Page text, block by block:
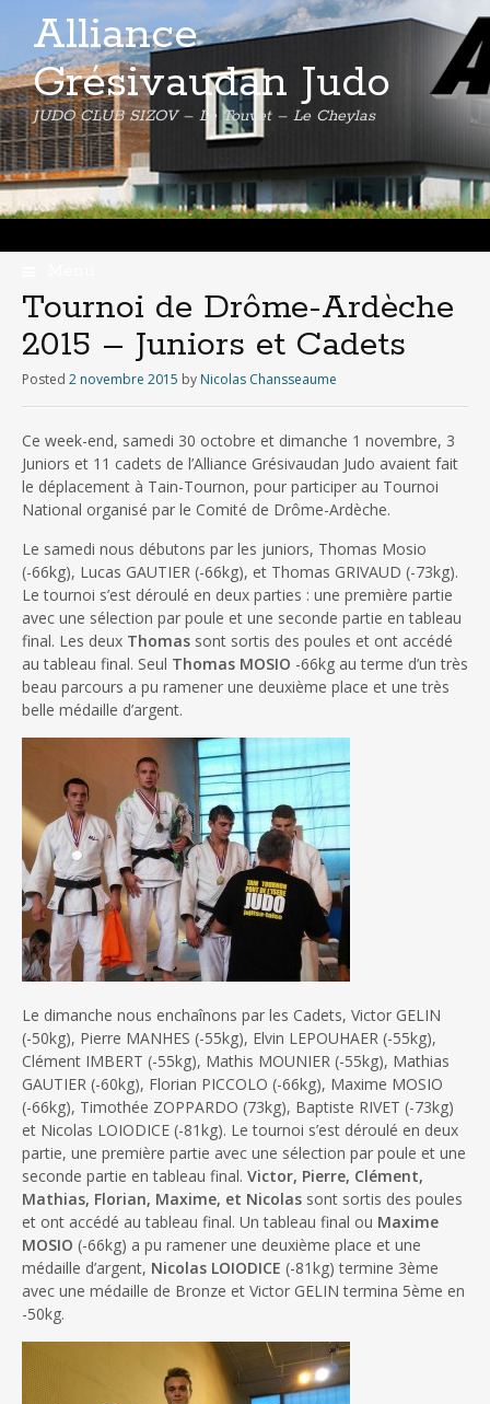
Alliance
Grésivaudan Judo
JUDO CLUB SIZOV – Le Touvet – Le Cheylas
Skip
to
content
Tournoi de Drôme-Ardèche
2015 – Juniors et Cadets
Posted 2 novembre 2015 by Nicolas Chansseaume
Ce week-end, samedi 30 octobre et dimanche 1 novembre, 3
Juniors et 11 cadets de l’Alliance Grésivaudan Judo avaient fait
le déplacement à Tain-Tournon, pour participer au Tournoi
National organisé par le Comité de Drôme-Ardèche.
Le samedi nous débutons par les juniors, Thomas Mosio
(-66kg), Lucas GAUTIER (-66kg), et Thomas GRIVAUD (-73kg).
Le tournoi s’est déroulé en deux parties : une première partie
avec une sélection par poule et une seconde partie en tableau
final. Les deux Thomas sont sortis des poules et ont accédé
au tableau final. Seul Thomas MOSIO -66kg au terme d’un très
beau parcours a pu ramener une deuxième place et une très
belle médaille d’argent.
Le dimanche nous enchaînons par les Cadets, Victor GELIN
(-50kg), Pierre MANHES (-55kg), Elvin LEPOUHAER (-55kg),
Clément IMBERT (-55kg), Mathis MOUNIER (-55kg), Mathias
GAUTIER (-60kg), Florian PICCOLO (-66kg), Maxime MOSIO
(-66kg), Timothée ZOPPARDO (73kg), Baptiste RIVET (-73kg)
et Nicolas LOIODICE (-81kg). Le tournoi s’est déroulé en deux
partie, une première partie avec une sélection par poule et une
seconde partie en tableau final. Victor, Pierre, Clément,
Mathias, Florian, Maxime, et Nicolas sont sortis des poules
et ont accédé au tableau final. Un tableau final ou Maxime
MOSIO (-66kg) a pu ramener une deuxième place et une
médaille d’argent, Nicolas LOIODICE (-81kg) termine 3ème
avec une médaille de Bronze et Victor GELIN termina 5ème en
-50kg.